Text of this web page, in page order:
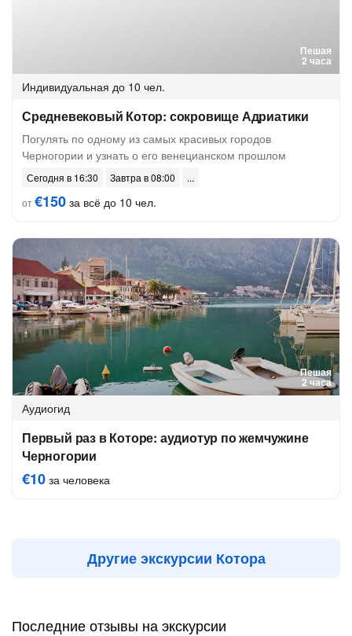
Пешая
2 часа
Индивидуальная до 10 чел.
Средневековый Котор: сокровище Адриатики
Погулять по одному из самых красивых городов
Черногории и узнать о его венецианском прошлом
Сегодня в 16:30
Завтра в 08:00
от€150 за всё до 10 чел.
Пешая
2 часа
Аудиогид
Первый раз в Которе: аудиотур по жемчужине
Черногории
€10 за человека
Другие экскурсии Котора
Последние отзывы на экскурсии